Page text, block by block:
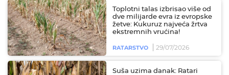
Toplotni talas izbrisao više od
dve milijarde evra iz evropske
žetve: Kukuruz najveća žrtva
ekstremnih vrućina!
RATARSTVO 29/07/2026
Suša uzima danak: Ratari